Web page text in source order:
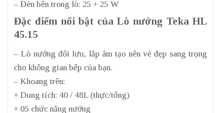
– Đèn bên trong lò: 25 + 25 W
Đặc điểm nổi bật của Lò nướng Teka HL
45.15
– Lò nướng đối lưu, lắp âm tạo nên vẻ đẹp sang trọng
cho không gian bếp của bạn.
– Khoang trên:
+ Dung tích: 40 / 48L (thực/tổng)
+ 05 chức năng nướng